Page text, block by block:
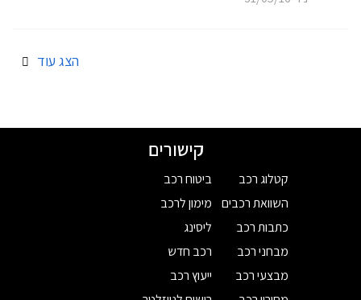
הצג עוד
קישורים
קטלוג רכב
השוואת רכבים
כתבות רכב
מבחני רכב
מבצעי רכב
ביטוח רכב
מימון לרכב
ליסינג
רכב חדש
ייעוץ רכב